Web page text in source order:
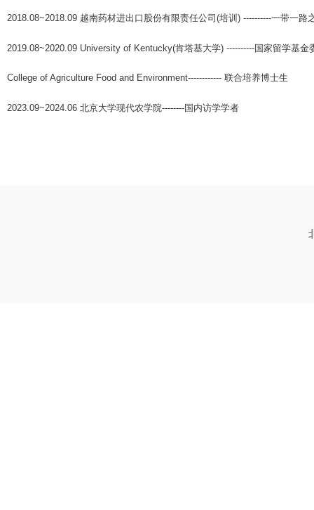
2018.08~2018.09 越南药材进出口股份有限责任公司(培训) ----------一带一路
2019.08~2020.09 University of Kentucky(肯塔基大学) ----------国家留学基金
College of Agriculture Food and Environment------------ 联合培养博士生
2023.09~2024.06 北京大学现代农学院--------国内访学学者